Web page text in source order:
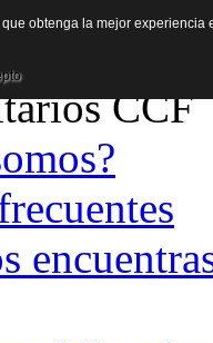
CCF
obtenga la mejor